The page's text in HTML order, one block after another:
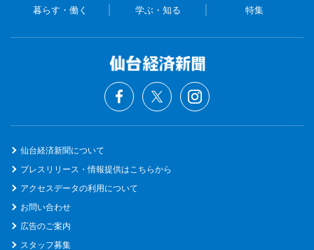
暮らす・働く 学ぶ・知る 特集
仙台経済新聞について
プレスリリース・情報提供はこちらから
アクセスデータの利用について
お問い合わせ
広告のご案内
スタッフ募集